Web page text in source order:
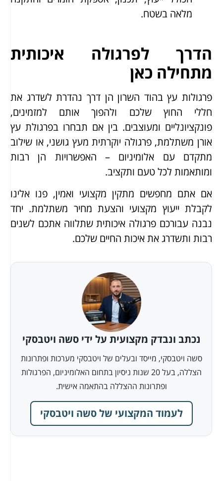
מלאה בשטח.
הדרך לפרגולה איכותית
מתחילה כאן
פרגולות עץ בהוד השרון הן דרך נהדרת לשדרג את
חללי החוץ שלכם ולהפוך אותם למזמינים,
פונקציונליים ומעוצבים. בין אם תבחרו בפרגולת עץ
אורן משתלמת, פרגולה יוקרתית מעץ גושני, או שילוב
מתקדם עם אלומיניום – האפשרויות הן רבות
ומותאמות לכל טעם ותקציב.
אם אתם מחפשים מתקין מקצועי ואמין, פנו אלינו
לקבלת ייעוץ מקצועי והצעת מחיר משתלמת. יחד
נבנה עבורכם פרגולה איכותית שתלווה אתכם לשנים
רבות ותשדרג את איכות החיים שלכם.
נכתב ונבדק מקצועית על ידי סשה ויטבסקי
סשה ויטבסקי, מייסד ובעלים של ויטבסקי מערכות ופתרונות
הצללה, בעל 20 שנות ניסיון בתחום האלומיניום, הפרגולות
ופתרונות ההצללה בהתאמה אישית.
לעמוד המקצועי של סשה ויטבסקי